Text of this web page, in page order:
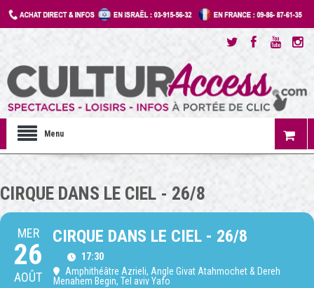
Menu
CIRQUE DANS LE CIEL - 26/8
MER
26
AOÛT
CIRQUE DANS LE CIEL - 26/8
17:30
Amphithéâtre Azrieli, Angle Givat Atahmochet & Dereh
Menahem Begin, Tel aviv Yafo